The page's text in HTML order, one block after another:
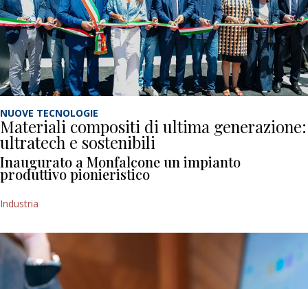
NUOVE TECNOLOGIE
Materiali compositi di ultima generazione:
ultratech e sostenibili
Inaugurato a Monfalcone un impianto
produttivo pionieristico
Industria